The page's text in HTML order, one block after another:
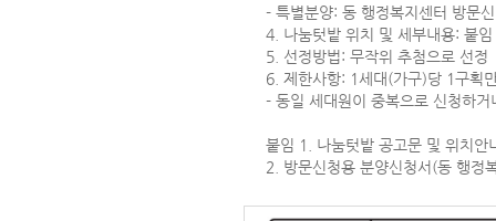
- 특별분양: 동 행정복지센터 방문
4. 나눔텃밭 위치 및 세부내용: 붙
5. 선정방법: 무작위 추첨으로 선정
6. 제한사항: 1세대(가구)당 1구획
- 동일 세대원이 중복으로 신청하
붙임 1. 나눔텃밭 공고문 및 위치안
2. 방문신청용 분양신청서(동 행정